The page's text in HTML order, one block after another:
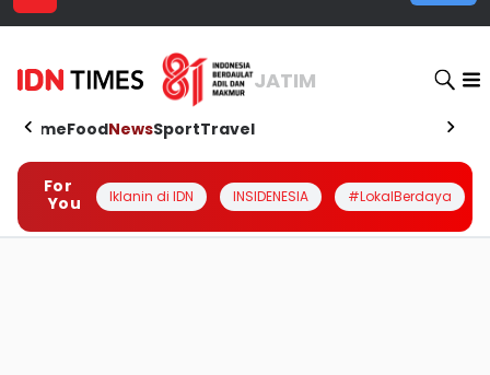
JATIM
HomeFoodNewsSportTravel
For
You
Iklanin di IDN INSIDENESIA #LokalBerdaya